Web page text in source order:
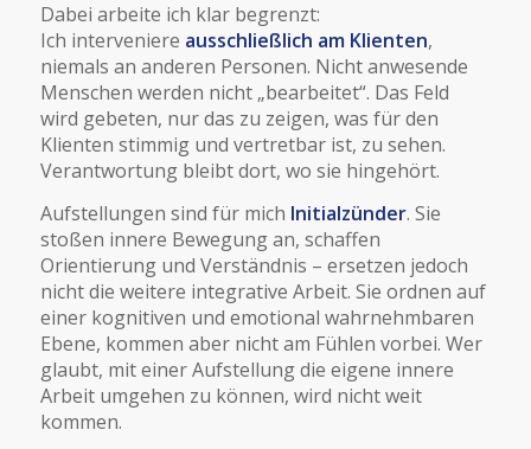
Dabei arbeite ich klar begrenzt:
Ich interveniere ausschließlich am Klienten,
niemals an anderen Personen. Nicht anwesende
Menschen werden nicht „bearbeitet“. Das Feld
wird gebeten, nur das zu zeigen, was für den
Klienten stimmig und vertretbar ist, zu sehen.
Verantwortung bleibt dort, wo sie hingehört.
Aufstellungen sind für mich Initialzünder. Sie
stoßen innere Bewegung an, schaffen
Orientierung und Verständnis – ersetzen jedoch
nicht die weitere integrative Arbeit. Sie ordnen auf
einer kognitiven und emotional wahrnehmbaren
Ebene, kommen aber nicht am Fühlen vorbei. Wer
glaubt, mit einer Aufstellung die eigene innere
Arbeit umgehen zu können, wird nicht weit
kommen.